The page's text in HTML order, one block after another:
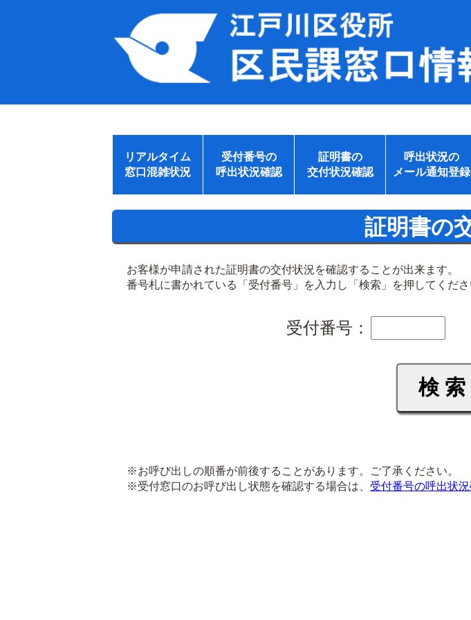
リアルタイム
窓口混雑状況
受付番号の
呼出状況確認
証明書の
交付状況確認
呼出状況の
メール通知登録
証明書の
お客様が申請された証明書の交付状況を確認することが出来ます。
番号札に書かれている「受付番号」を入力し「検索」を押してくださ
受付番号：
※お呼び出しの順番が前後することがあります。ご了承ください。
※受付窓口のお呼び出し状態を確認する場合は、 受付番号の呼出状